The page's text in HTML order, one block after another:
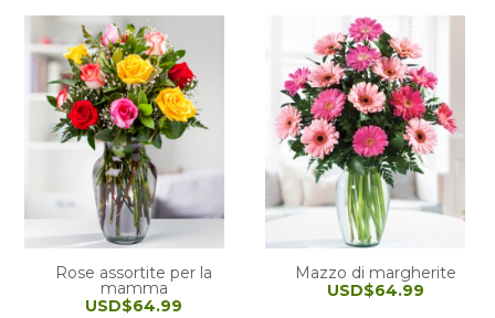
Rose assortite per la
mamma
USD$64.99
Mazzo di margherite
USD$64.99